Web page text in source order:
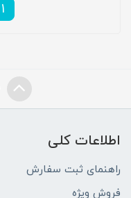
1
اطلاعات کلی
راهنمای ثبت سفارش
فروش ویژه